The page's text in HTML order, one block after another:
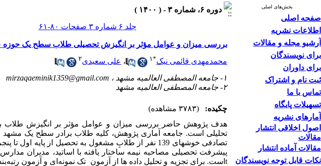
بخش‌های اصلی
صفحه اصلی
اطلاعات نشریه
آرشیو مجله و مقالات
برای نویسندگان
برای داوران
ثبت نام و اشتراک
تماس با ما
تسهیلات پایگاه
آمارهای نشریه
اصول اخلاقی انتشار
مقالات
مقالات آماده انتشار
نکات قابل توجه نویسندگان
دوره ۶، شماره ۳ - ( ۱۴۰۰ )
جلد ۶ شماره ۳ صفحات ۸۰-۶۱
بررسی میزان و عوامل مؤثر بر انگیزش تحصیلی طلاب سطح یک حوزه
محمدمهدی قائمی نیک*۱ ، علی سعیدی۲
۱- جامعه المصطفی العالمیه مشهد ،
mirzaqaeminik1359@gmail.com
۲- جامعه المصطفی العالمیه مشهد
چکیده:
(۳۷۸۳ مشاهده)
هدف پژوهش حاضر بررسی میزان و عوامل مؤثر بر انگیزش
تصادفی خوشه­ای 139 نفر از طلابِ مشغول به تحصیل از پایه اول تا پنجم انتخاب شدند.
پیشرفت تحصیلی مصاحبه نیمه ساختار یافته با اساتید، مدیران
است. برای تجزیه و تحلیل داده ها از آزمون‌‌t
تک نمونه‌ای و آزمون